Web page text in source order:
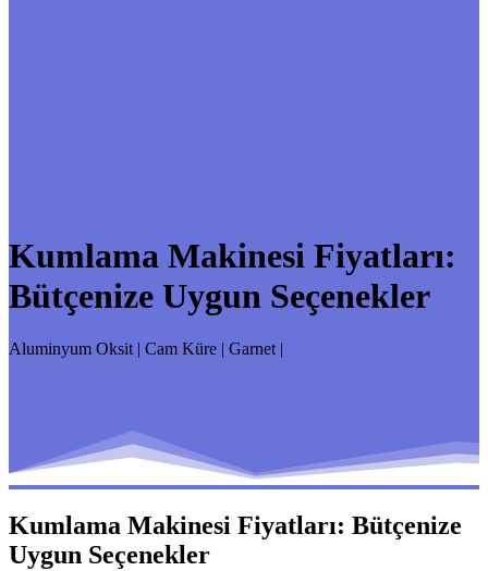
Kumlama Makinesi Fiyatları:
Bütçenize Uygun Seçenekler
Aluminyum Oksit | Cam Küre | Garnet |
Kumlama Makinesi Fiyatları: Bütçenize
Uygun Seçenekler